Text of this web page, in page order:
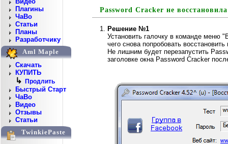
Плагины
ЧаВо
Статьи
Планы
Разработчику
Aml Maple
Скачать
КУПИТЬ
↳ Продлить
Быстрый Старт
ЧаВо
Видео
Отзывы
Статьи
TwinkiePaste
Password Cracker не
Решение №1
Установить галочку в команде меню
чего снова попробовать восстановить
Не лишним будет перезапустить
заголовке окна Password Cracker